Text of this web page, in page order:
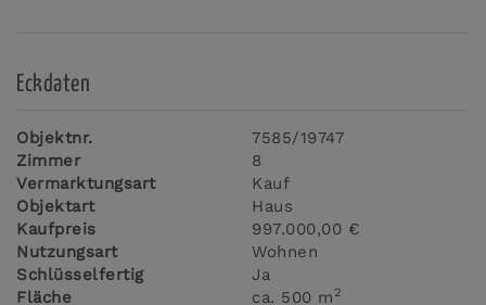
Eckdaten
Objektnr.
7585/19747
Zimmer
8
Vermarktungsart
Kauf
Objektart
Haus
Kaufpreis
997.000,00 €
Nutzungsart
Wohnen
Schlüsselfertig
Ja
Fläche
ca. 500 m 2